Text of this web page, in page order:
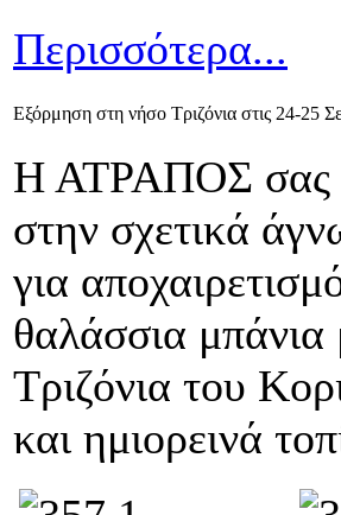
Περισσότερα...
Εξόρμηση στη νήσο Τριζόνια στις 24-25
Η ΑΤΡΑΠΟΣ σας
στην σχετικά
για
θαλάσσια μπάνια
Τριζόνια του
και ημιορεινά